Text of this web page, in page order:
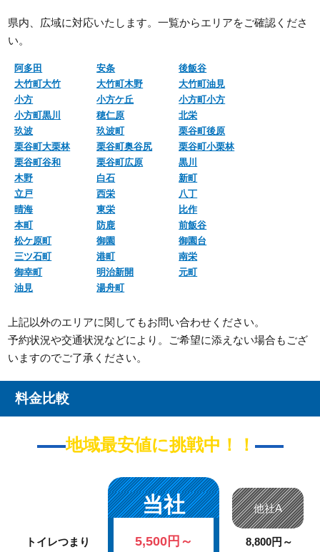
県内、広域に対応いたします。一覧からエリアをご確認くださ
い。
阿多田 安条
後飯谷
大竹町大竹
大竹町木野
大竹町油見
小方
小方ケ丘
小方町小方
小方町黒川
穂仁原
北栄
玖波
玖波町
栗谷町後原
栗谷町大栗林
栗谷町奥谷尻
栗谷町小栗林
栗谷町谷和
栗谷町広原
黒川
木野
白石
新町
立戸
西栄
八丁
晴海
東栄
比作
本町
防鹿
前飯谷
松ケ原町
御園
御園台
三ツ石町
港町
南栄
御幸町
明治新開
元町
油見
湯舟町
上記以外のエリアに関してもお問い合わせください。
予約状況や交通状況などにより。ご希望に添えない場合もござ
いますのでご了承ください。
料金比較
地域最安値に挑戦中！！
当社 他社A
トイレつまり 5,500円～ 8,800円～